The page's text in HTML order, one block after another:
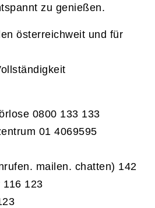
zu genießen.
österreichweit und für
0800 133 133
01 4069595
mailen. chatten) 142
116 123